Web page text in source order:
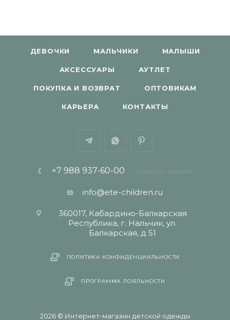
ДЕВОЧКИ МАЛЬЧИКИ МАЛЫШИ
АКСЕССУАРЫ АУТЛЕТ
ПОКУПКА И ВОЗВРАТ ОПТОВИКАМ
КАРЬЕРА КОНТАКТЫ
+7 988 937-60-00 ЗАКАЗАТЬ ЗВОНОК
info@ete-children.ru
360017, Кабардино-Балкарская
Республика, г. Нальчик, ул.
Балкарская, д 51
ПОЛИТИКА КОНФИДЕНЦИАЛЬНОСТИ
ПРОГРАММА ЛОЯЛЬНОСТИ
2026 © Интернет-магазин детской одежды